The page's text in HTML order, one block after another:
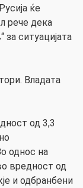
ќе
рече дека
за ситуацијата
Владата
од 3,3
однос на
вредност од
и одбранбени